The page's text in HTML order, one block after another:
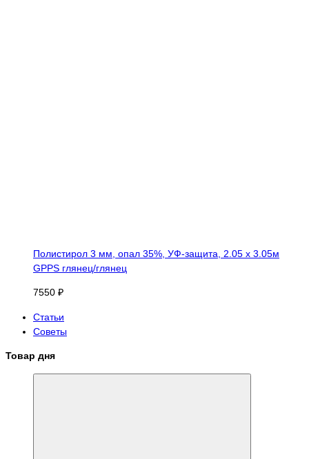
Полистирол 3 мм, опал 35%, УФ-защита, 2.05 х 3.05м
GPPS глянец/глянец
7550 ₽
Статьи
Советы
Товар дня